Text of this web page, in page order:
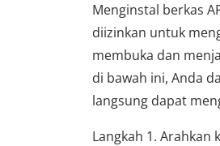
Menginstal berkas
diizinkan untuk
membuka dan
di bawah ini, Anda
langsung dapat
Langkah 1. Arahkan